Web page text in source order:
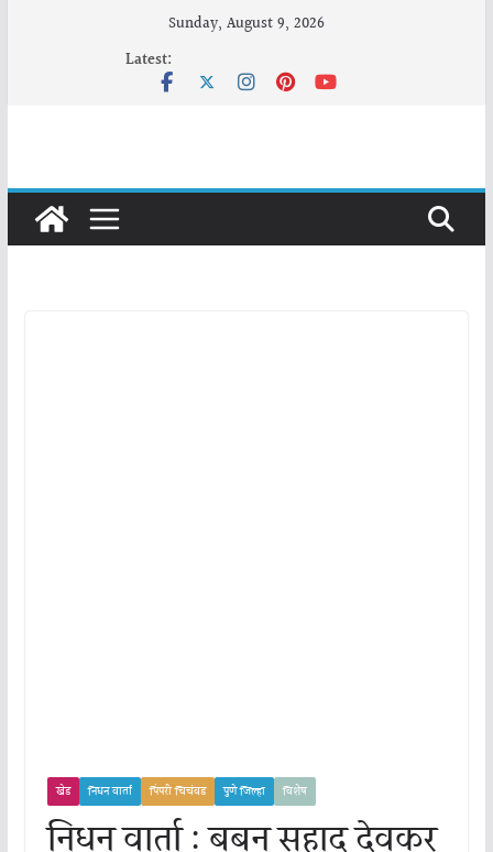
Sunday, August 9, 2026
Latest:
खेड निधन वार्ता पिंपरी चिचंवड पुणे जिल्हा विशेष